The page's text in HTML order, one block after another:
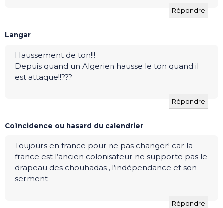
Répondre
Langar
Haussement de ton!!!
Depuis quand un Algerien hausse le ton quand il
est attaque!!???
Répondre
Coïncidence ou hasard du calendrier
Toujours en france pour ne pas changer! car la
france est l’ancien colonisateur ne supporte pas le
drapeau des chouhadas , l’indépendance et son
serment
Répondre